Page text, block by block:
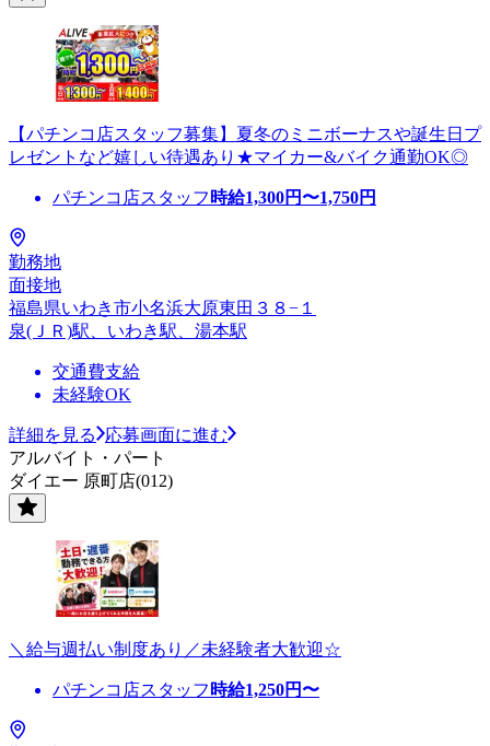
【パチンコ店スタッフ募集】夏冬のミニボーナスや誕生日プ
レゼントなど嬉しい待遇あり★マイカー&バイク通勤OK◎
パチンコ店スタッフ 時給1,300円〜1,750円
勤務地
面接地
福島県いわき市小名浜大原東田３８−１
泉(ＪＲ)駅、いわき駅、湯本駅
交通費支給
未経験OK
詳細を見る
応募画面に進む
アルバイト・パート
ダイエー 原町店(012)
＼給与週払い制度あり／未経験者大歓迎☆
パチンコ店スタッフ 時給1,250円〜